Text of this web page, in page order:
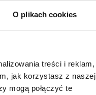
O plikach cookies
treści i reklam,
jak korzystasz z naszej
mogą połączyć te